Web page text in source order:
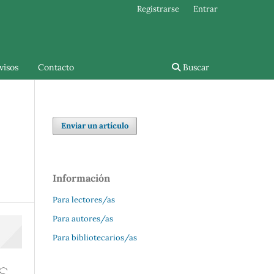
Contacto Buscar
Registrarse Entrar
Enviar un artículo
Información
Para lectores/as
Para autores/as
Para bibliotecarios/as